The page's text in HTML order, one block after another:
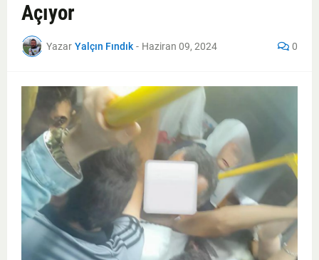
Açıyor
Yazar Yalçın Fındık - Haziran 09, 2024 0